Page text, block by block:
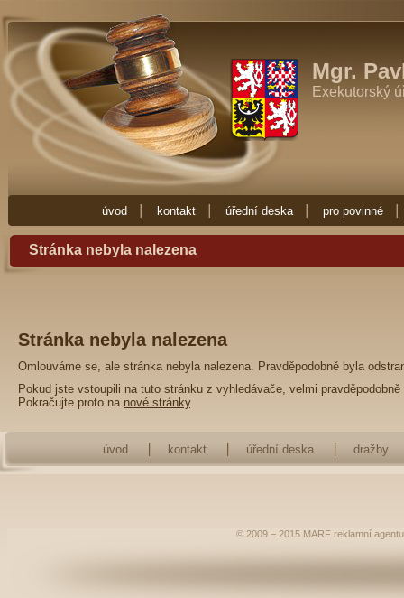
Exekutor Mgr. Pavla Fučíková
Zde najdete vše co potřebujete vědět o exekuci. Exekuce Ostrava je zde
exekutora nebo nějakou radu ohledně exekuce, obraťte se na
Mgr.
Exekutorský
úvod kontakt úřední deska pro povinné
Stránka nebyla nalezena
Stránka nebyla nalezena
Omlouváme se, ale stránka nebyla nalezena. Pravděpodobně byla
Pokud jste vstoupili na tuto stránku z vyhledávače, velmi
Pokračujte proto na nové stránky.
úvod kontakt úřední deska dražby
© 2009 – 2015 MARF reklamní